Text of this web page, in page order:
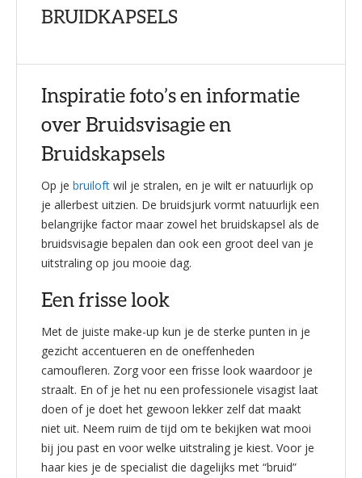
BRUIDKAPSELS
Inspiratie foto’s en informatie
over Bruidsvisagie en
Bruidskapsels
Op je bruiloft wil je stralen, en je wilt er natuurlijk op
je allerbest uitzien. De bruidsjurk vormt natuurlijk een
belangrijke factor maar zowel het bruidskapsel als de
bruidsvisagie bepalen dan ook een groot deel van je
uitstraling op jou mooie dag.
Een frisse look
Met de juiste make-up kun je de sterke punten in je
gezicht accentueren en de oneffenheden
camoufleren. Zorg voor een frisse look waardoor je
straalt. En of je het nu een professionele visagist laat
doen of je doet het gewoon lekker zelf dat maakt
niet uit. Neem ruim de tijd om te bekijken wat mooi
bij jou past en voor welke uitstraling je kiest. Voor je
haar kies je de specialist die dagelijks met “bruid”